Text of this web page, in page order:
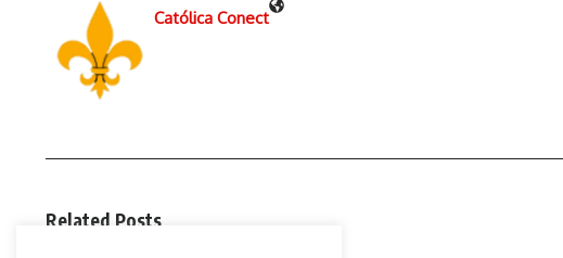
Católica Conect
Related Posts